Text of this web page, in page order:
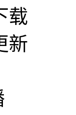
载
新